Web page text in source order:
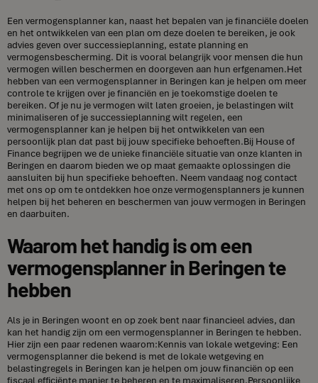
Een vermogensplanner kan, naast het bepalen van je financiële doelen
en het ontwikkelen van een plan om deze doelen te bereiken, je ook
advies geven over successieplanning, estate planning en
vermogensbescherming. Dit is vooral belangrijk voor mensen die hun
vermogen willen beschermen en doorgeven aan hun erfgenamen.Het
hebben van een vermogensplanner in Beringen kan je helpen om meer
controle te krijgen over je financiën en je toekomstige doelen te
bereiken. Of je nu je vermogen wilt laten groeien, je belastingen wilt
minimaliseren of je successieplanning wilt regelen, een
vermogensplanner kan je helpen bij het ontwikkelen van een
persoonlijk plan dat past bij jouw specifieke behoeften.Bij House of
Finance begrijpen we de unieke financiële situatie van onze klanten in
Beringen en daarom bieden we op maat gemaakte oplossingen die
aansluiten bij hun specifieke behoeften. Neem vandaag nog contact
met ons op om te ontdekken hoe onze vermogensplanners je kunnen
helpen bij het beheren en beschermen van jouw vermogen in Beringen
en daarbuiten.
Waarom het handig is om een
vermogensplanner in Beringen te
hebben
Als je in Beringen woont en op zoek bent naar financieel advies, dan
kan het handig zijn om een vermogensplanner in Beringen te hebben.
Hier zijn een paar redenen waarom:Kennis van lokale wetgeving: Een
vermogensplanner die bekend is met de lokale wetgeving en
belastingregels in Beringen kan je helpen om jouw financiën op een
fiscaal efficiënte manier te beheren en te maximaliseren.Persoonlijke